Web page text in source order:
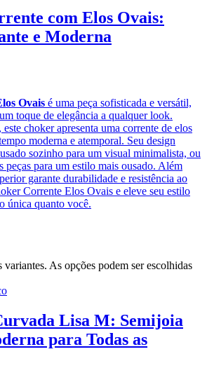
com Elos Ovais:
e Moderna
Ovais é uma peça sofisticada e versátil,
toque de elegância a qualquer look.
choker apresenta uma corrente de elos
moderna e atemporal. Seu design
sozinho para um visual minimalista, ou
peças para um estilo mais ousado. Além
garante durabilidade e resistência ao
Corrente Elos Ovais e eleve seu estilo
única quanto você.
As opções podem ser escolhidas
Lisa M: Semijoia
para Todas as